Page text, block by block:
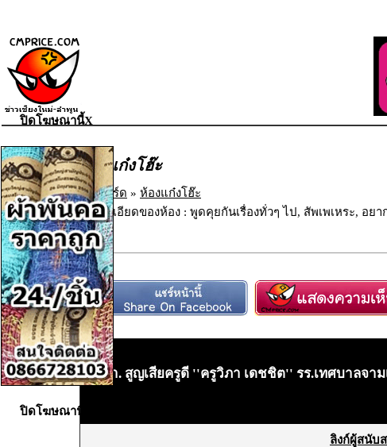
ห้องแก๋งโฮ๊ะ
เว็บบอร์ด » ห้องแก๋งโฮ๊ะ
รายละเอียดของห้อง : พูดคุยกันเรื่องทั่วๆ ไป, สัพเพเหระ, อยา
ตอบ
•เศร้า. สูญเสียครูดี ''ครูวิภา เดชชิต'' รร.เทศบาลจา
ลิงก์ผู้สนับ
ปิดโฆษณานี้X
ปิดโฆษณานี้X